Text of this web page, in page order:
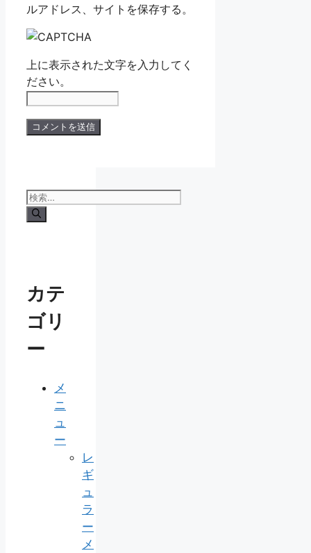
ルアドレス、サイトを保存する。
上に表示された文字を入力してく
ださい。
検
索:
カテ
ゴリ
ー
メ
ニ
ュ
ー
レ
ギ
ュ
ラ
ー
メ